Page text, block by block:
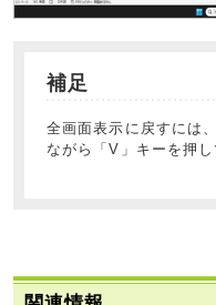
補足
全画面表示に戻すには
ながら「V」キーを押